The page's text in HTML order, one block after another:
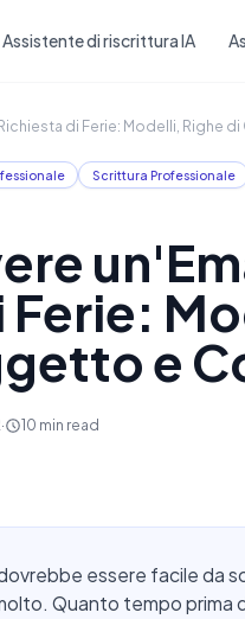
Assistente di riscrittura IA
di Ferie: Modelli, Righe
Scrittura Professionale
Ferie:
e
· 10 min read
essere facile da
Quanto tempo prima